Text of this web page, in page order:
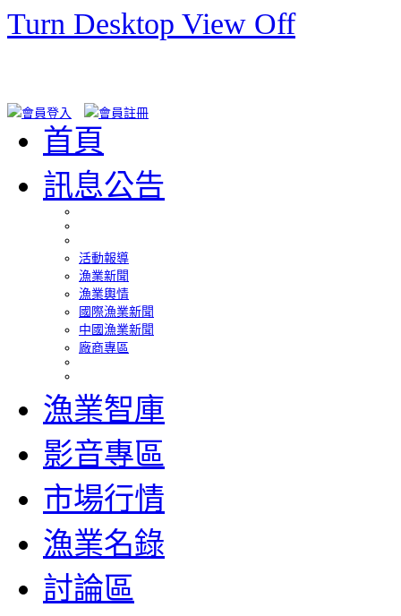
Turn Desktop View Off
首頁
訊息公告
活動報導
漁業新聞
漁業輿情
國際漁業新聞
中國漁業新聞
廠商專區
漁業智庫
影音專區
市場行情
漁業名錄
討論區